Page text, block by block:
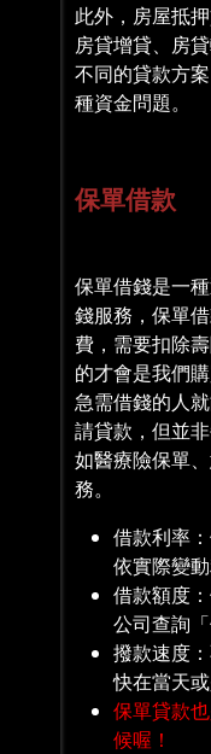
此外，房屋抵
房貸增貸、房
不同的貸款方
種資金問題。
保單借款
保單借錢是一
錢服務，保單
費，需要扣除
的才會是我們
急需借錢的人
請貸款，但並
如醫療險保單
務。
借款利率
依實際變動
借款額度
公司查詢
撥款速度
快在當天
保單貸款
候喔！